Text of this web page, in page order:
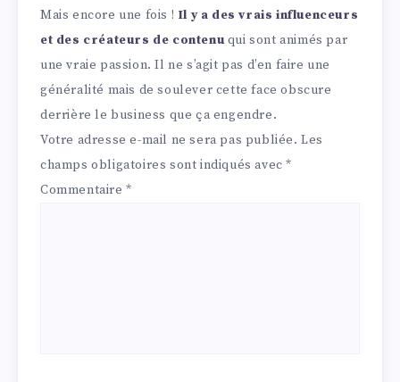
Mais encore une fois ! Il y a des vrais influenceurs
et des créateurs de contenu qui sont animés par
une vraie passion. Il ne s’agit pas d’en faire une
généralité mais de soulever cette face obscure
derrière le business que ça engendre.
Votre adresse e-mail ne sera pas publiée. Les
champs obligatoires sont indiqués avec*
Commentaire*